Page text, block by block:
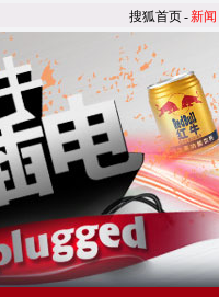
搜狐首页-新闻